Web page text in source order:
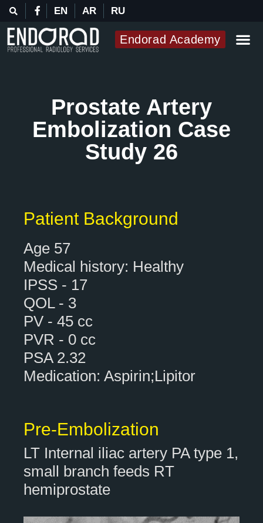
RU
AR
EN
Endorad Academy
Prostate Artery
Embolization Case
Study 26
Patient Background
Age 57
Medical history: Healthy
IPSS - 17
QOL - 3
PV - 45 cc
PVR - 0 cc
PSA 2.32
Medication: Aspirin;Lipitor
Pre-Embolization
LT Internal iliac artery PA type 1,
small branch feeds RT
hemiprostate